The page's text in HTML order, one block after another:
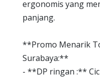
ergonomis yang
panjang.
**Promo Menarik
Surabaya:**
- **DP ringan :**